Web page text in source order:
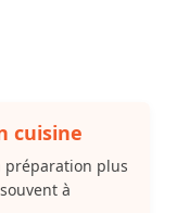
cuisine
préparation plus
à